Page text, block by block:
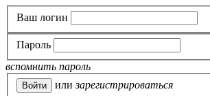
Ваш логин
Пароль
вспомнить пароль
или зарегистрироваться